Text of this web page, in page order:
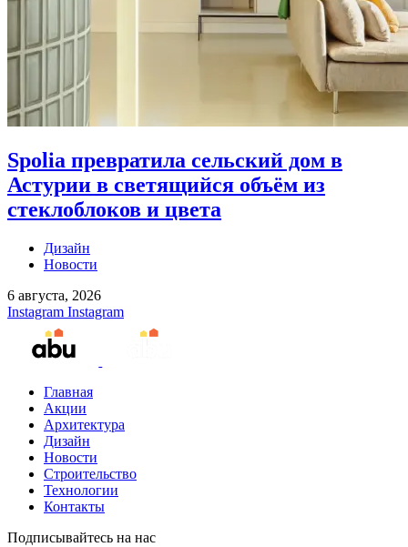
Spolia превратила сельский дом в
Астурии в светящийся объём из
стеклоблоков и цвета
Дизайн
Новости
6 августа, 2026
Instagram Instagram
Главная
Акции
Архитектура
Дизайн
Новости
Строительство
Технологии
Контакты
Подписывайтесь на нас